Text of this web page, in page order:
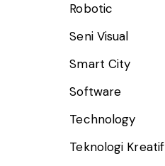
Robotic
Seni Visual
Smart City
Software
Technology
Teknologi Kreatif